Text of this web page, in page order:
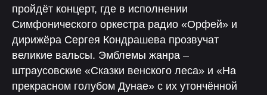
пройдёт концерт, где в исполнении
Симфонического оркестра радио «Орфей» и
дирижёра Сергея Кондрашева прозвучат
великие вальсы. Эмблемы жанра –
штраусовские «Сказки венского леса» и «На
прекрасном голубом Дунае» с их утончённой